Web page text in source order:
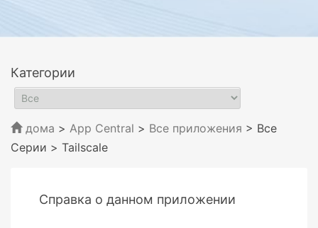
Категории
дома > App Central > Все приложения > Все
Серии > Tailscale
Справка о данном приложении